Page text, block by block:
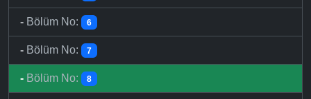
- Bölüm No: 6
- Bölüm No: 7
- Bölüm No: 8